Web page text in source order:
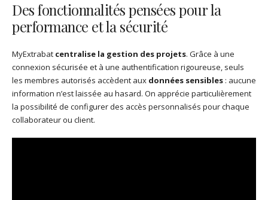
Des fonctionnalités pensées pour la
performance et la sécurité
MyExtrabat centralise la gestion des projets. Grâce à une
connexion sécurisée et à une authentification rigoureuse, seuls
les membres autorisés accèdent aux données sensibles : aucune
information n’est laissée au hasard. On apprécie particulièrement
la possibilité de configurer des accès personnalisés pour chaque
collaborateur ou client.